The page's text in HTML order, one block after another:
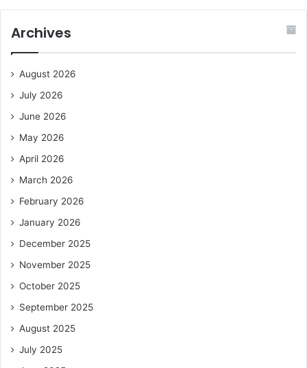
Archives
August 2026
July 2026
June 2026
May 2026
April 2026
March 2026
February 2026
January 2026
December 2025
November 2025
October 2025
September 2025
August 2025
July 2025